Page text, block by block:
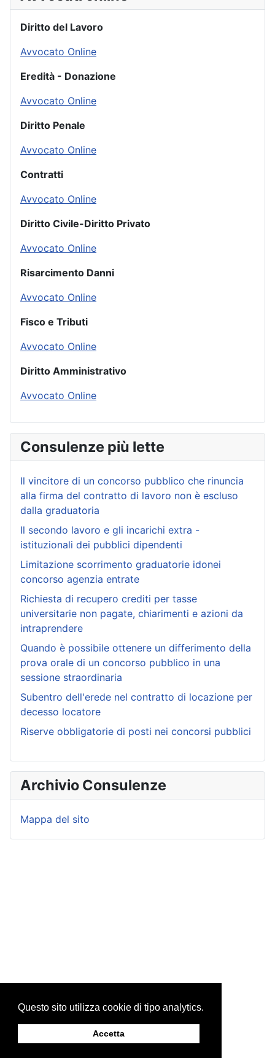
Questo sito utilizza cookie di tipo analytics.
Accetta
Diritto del Lavoro
Avvocato Online
Eredità - Donazione
Avvocato Online
Diritto Penale
Avvocato Online
Contratti
Avvocato Online
Diritto Civile-Diritto Privato
Avvocato Online
Risarcimento Danni
Avvocato Online
Fisco e Tributi
Avvocato Online
Diritto Amministrativo
Avvocato Online
Consulenze più lette
Il vincitore di un concorso pubblico che rinuncia
alla firma del contratto di lavoro non è escluso
dalla graduatoria
Il secondo lavoro e gli incarichi extra -
istituzionali dei pubblici dipendenti
Limitazione scorrimento graduatorie idonei
concorso agenzia entrate
Richiesta di recupero crediti per tasse
universitarie non pagate, chiarimenti e azioni da
intraprendere
Quando è possibile ottenere un differimento della
prova orale di un concorso pubblico in una
sessione straordinaria
Subentro dell'erede nel contratto di locazione per
decesso locatore
Riserve obbligatorie di posti nei concorsi pubblici
Archivio Consulenze
Mappa del sito